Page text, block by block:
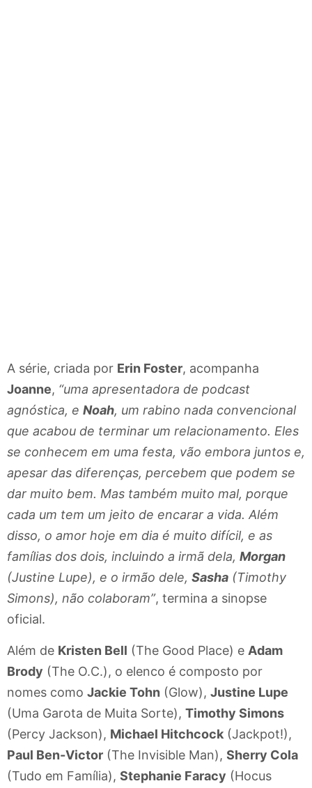
A série, criada por Erin Foster, acompanha
Joanne, “uma apresentadora de podcast
agnóstica, e Noah, um rabino nada convencional
que acabou de terminar um relacionamento. Eles
se conhecem em uma festa, vão embora juntos e,
apesar das diferenças, percebem que podem se
dar muito bem. Mas também muito mal, porque
cada um tem um jeito de encarar a vida. Além
disso, o amor hoje em dia é muito difícil, e as
famílias dos dois, incluindo a irmã dela, Morgan
(Justine Lupe), e o irmão dele, Sasha (Timothy
Simons), não colaboram”, termina a sinopse
oficial.
Além de Kristen Bell (The Good Place) e Adam
Brody (The O.C.), o elenco é composto por
nomes como Jackie Tohn (Glow), Justine Lupe
(Uma Garota de Muita Sorte), Timothy Simons
(Percy Jackson), Michael Hitchcock (Jackpot!),
Paul Ben-Victor (The Invisible Man), Sherry Cola
(Tudo em Família), Stephanie Faracy (Hocus